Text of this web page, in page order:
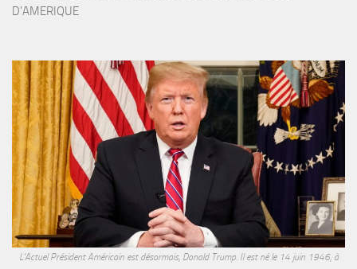
D'AMERIQUE
L'Actuel Président Américain est désormais, Donald Trump. Il est né le 14 juin 1946, à